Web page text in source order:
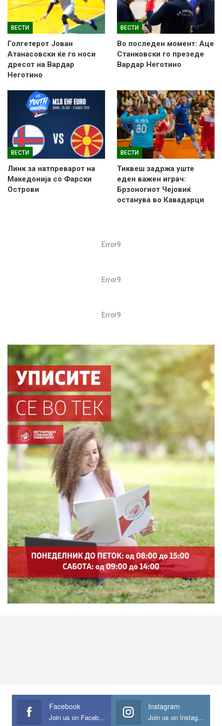
ВЕСТИ
Голгетерот Јован
Атанасовски ќе го носи
дресот на Вардар
Неготино
ВЕСТИ
Во последен момент: Аце
Станковски го презеде
Вардар Неготино
ВЕСТИ
Линк за натпреварот на
Македонија со Фарски
Острови
ВЕСТИ
Тиквеш задржа уште
еден важен играч:
Брзоногиот Чејовиќ
останува во Кавадарци
Error9
Error9
Error9
Facebook
Join us on Facebook
Instagram
Join us on Instagram